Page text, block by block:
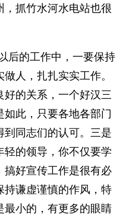
抓竹水河水电站也很
后的工作中，一要保持
人，扎扎实实工作。
的关系，一个好汉三
此，只要各地各部门
同志们的认可。三是
的领导，你不仅要学
搞好宣传工作是很有必
持谦虚谨慎的作风，特
最小的，有更多的眼睛